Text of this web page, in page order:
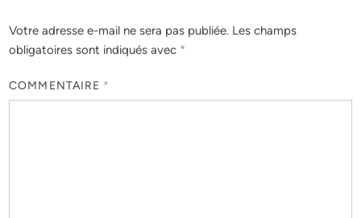
Votre adresse e-mail ne sera pas publiée. Les champs
obligatoires sont indiqués avec *
COMMENTAIRE *